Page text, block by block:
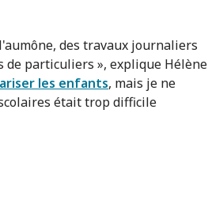
des travaux journaliers
de particuliers », explique Hélène
les enfants, mais je ne
était trop difficile